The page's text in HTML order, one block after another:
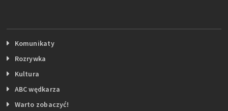
Komunikaty
Rozrywka
Kultura
ABC wędkarza
Warto zobaczyć!